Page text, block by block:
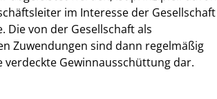
im Interesse der Gesellschaft
Die von der Gesellschaft als
Zuwendungen sind dann regelmäßig
Gewinnausschüttung dar.